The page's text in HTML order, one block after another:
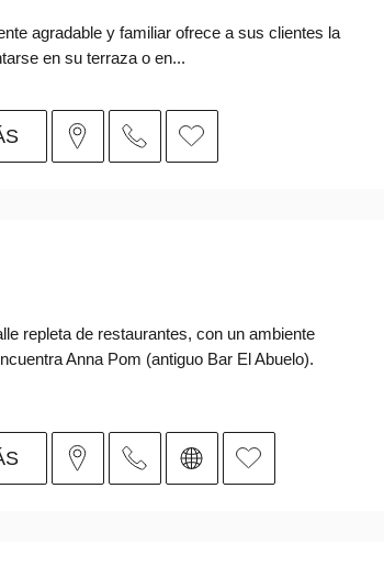
agradable y familiar ofrece a sus clientes la
en su terraza o en...
repleta de restaurantes, con un ambiente
Anna Pom (antiguo Bar El Abuelo).